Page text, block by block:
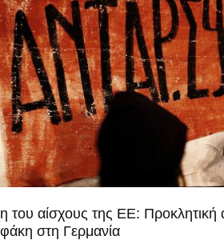
του αίσχους της ΕΕ:
στη Γερμανία